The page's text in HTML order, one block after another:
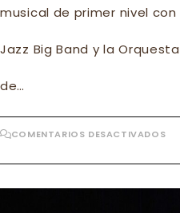
musical de primer nivel
Jazz Big Band y la
de…
COMENTARIOS DESACTIVADOSEN
DE